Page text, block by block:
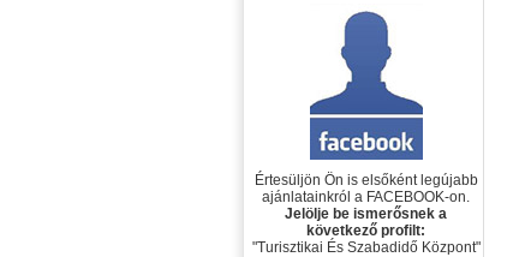
Értesüljön Ön is elsőként legújabb
ajánlatainkról a FACEBOOK-on.
Jelölje be ismerősnek a
következő profilt:
"Turisztikai És Szabadidő Központ"